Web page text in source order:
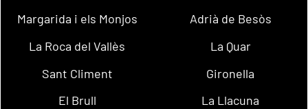
Margarida i els Monjos
Adrià de Besòs
La Roca del Vallès
La Quar
Sant Climent
Gironella
El Brull
La Llacuna